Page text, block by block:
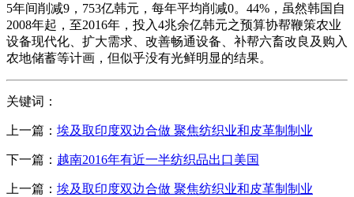
5年间削减9，753亿韩元，每年平均削减0。44%，虽然韩国自
2008年起，至2016年，投入4兆余亿韩元之预算协帮鞭策农业
设备现代化、扩大需求、改善畅通设备、补帮六畜改良及购入
农地储蓄等计画，但似乎没有光鲜明显的结果。
关键词：
上一篇： 埃及取印度双边合做 聚焦纺织业和皮革制制业
下一篇： 越南2016年有近一半纺织品出口美国
上一篇： 埃及取印度双边合做 聚焦纺织业和皮革制制业